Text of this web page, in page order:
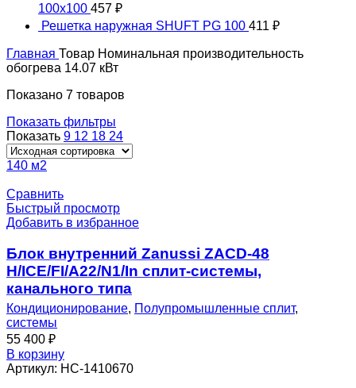
100x100 457 ₽
Решетка наружная SHUFT PG 100 411 ₽
Главная Товар Номинальная производительность
обогрева 14.07 кВт
Показано 7 товаров
Показать фильтры
Показать 9 12 18 24
140 м2
Сравнить
Быстрый просмотр
Добавить в избранное
Блок внутренний Zanussi ZACD-48
H/ICE/FI/A22/N1/In сплит-системы,
канального типа
Кондиционирование, Полупромышленные сплит,
системы
55 400 ₽
В корзину
Артикул: НС-1410670